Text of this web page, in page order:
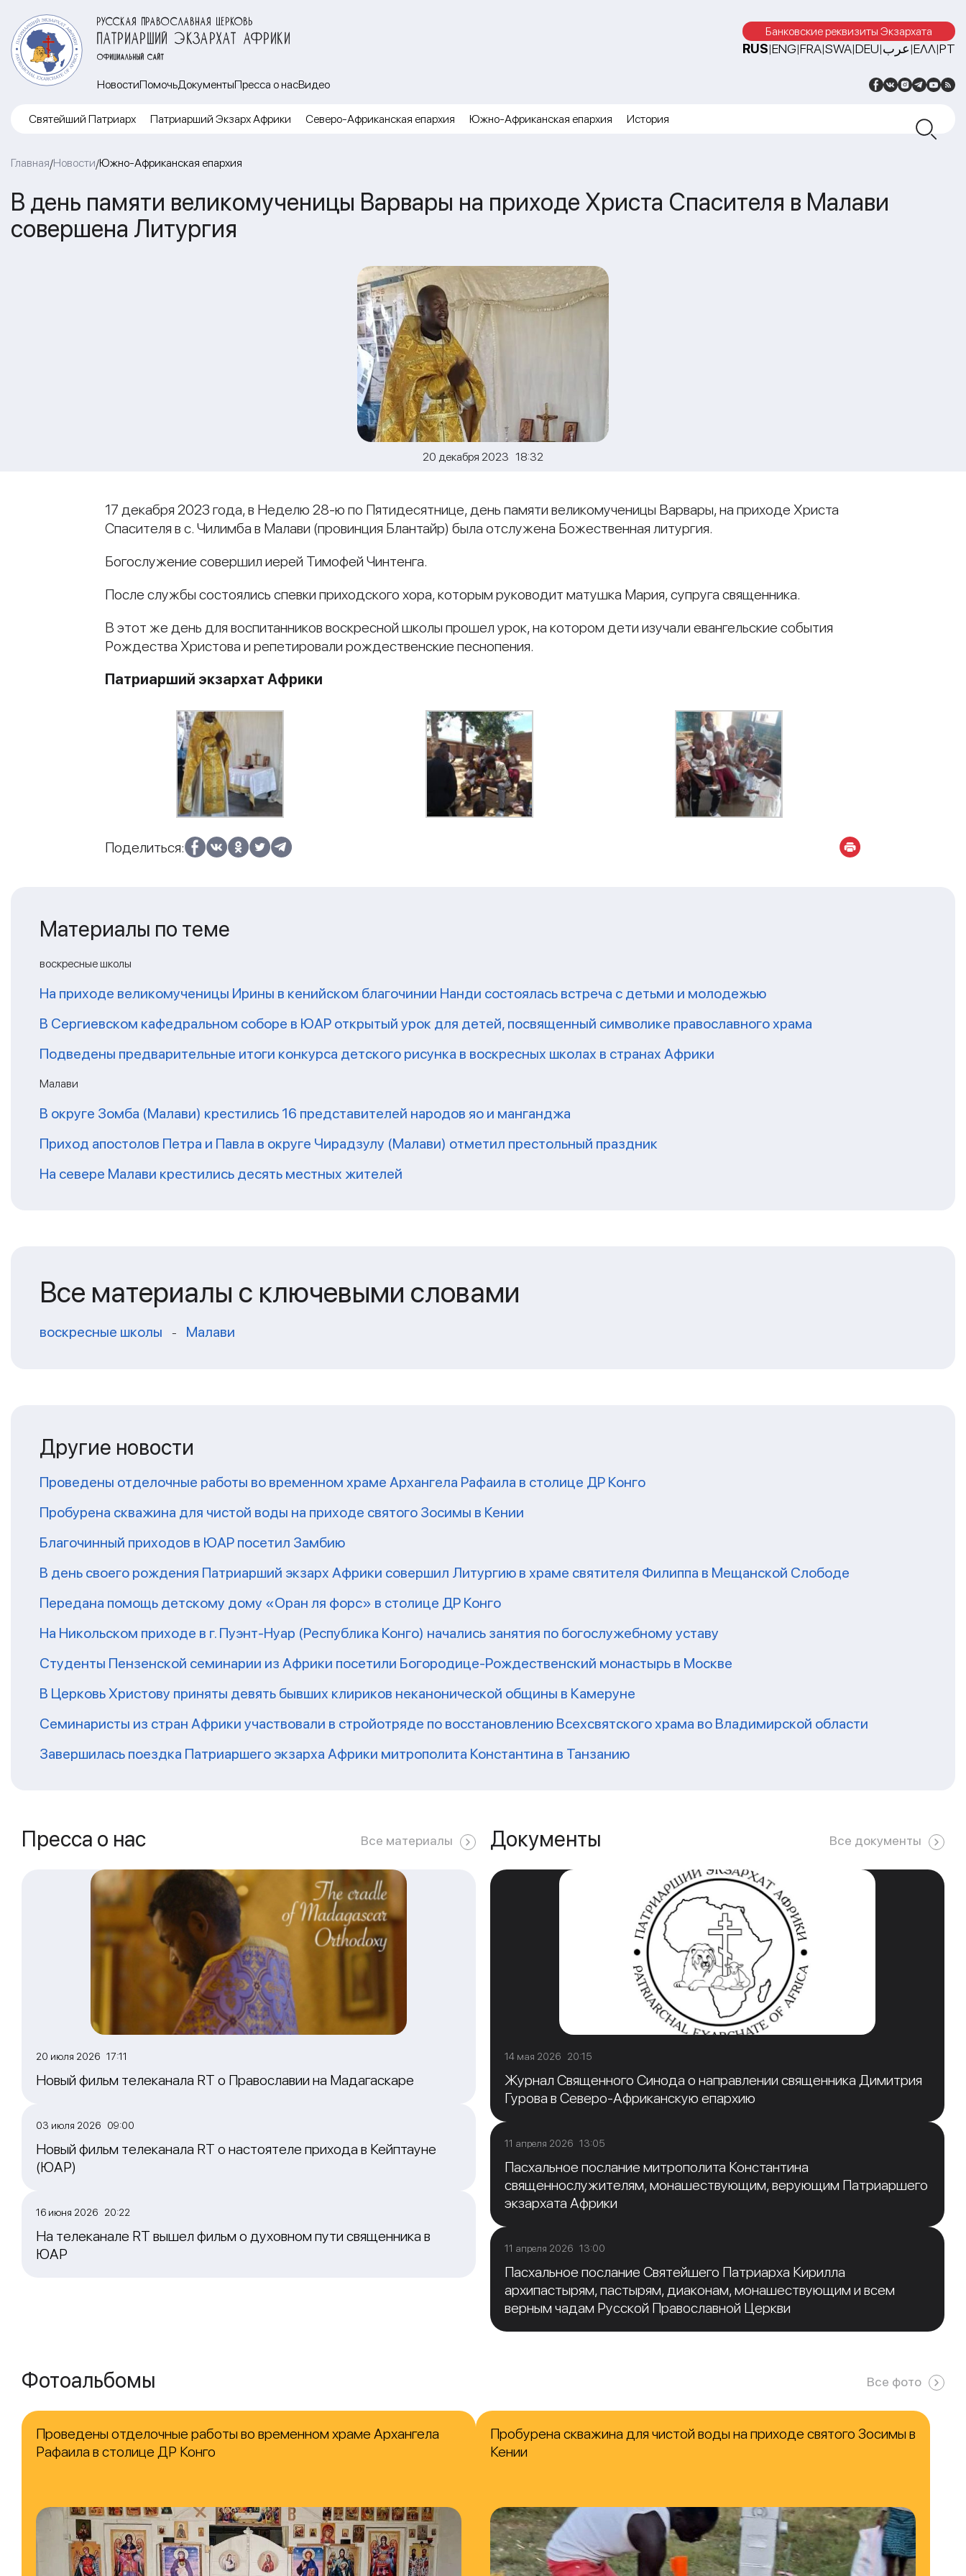
РУССКАЯ ПРАВОСЛАВНАЯ ЦЕРКОВЬ
ПАТРИАРШИЙ ЭКЗАРХАТ АФРИКИ
ОФИЦИАЛЬНЫЙ САЙТ
Банковские реквизиты Экзархата
RUS|ENG|FRA|SWA|DEU|عرب|ΕΛΛ|PT
НовостиПомочьДокументыПресса о насВидео
Cвятейший Патриарх Патриарший Экзарх Африки Северо-Африканская епархия Южно-Африканская епархия История
Главная/Новости/Южно-Африканская епархия
В день памяти великомученицы Варвары на приходе Христа Спасителя в Малави
совершена Литургия
20 декабря 2023 18:32
17 декабря 2023 года, в Неделю 28-ю по Пятидесятнице, день памяти великомученицы Варвары, на приходе Христа
Спасителя в с. Чилимба в Малави (провинция Блантайр) была отслужена Божественная литургия.
Богослужение совершил иерей Тимофей Чинтенга.
После службы состоялись спевки приходского хора, которым руководит матушка Мария, супруга священника.
В этот же день для воспитанников воскресной школы прошел урок, на котором дети изучали евангельские события
Рождества Христова и репетировали рождественские песнопения.
Патриарший экзархат Африки
Поделиться:
Материалы по теме
воскресные школы
На приходе великомученицы Ирины в кенийском благочинии Нанди состоялась встреча с детьми и молодежью
В Сергиевском кафедральном соборе в ЮАР открытый урок для детей, посвященный символике православного храма
Подведены предварительные итоги конкурса детского рисунка в воскресных школах в странах Африки
Малави
В округе Зомба (Малави) крестились 16 представителей народов яо и манганджа
Приход апостолов Петра и Павла в округе Чирадзулу (Малави) отметил престольный праздник
На севере Малави крестились десять местных жителей
Все материалы с ключевыми словами
воскресные школы - Малави
Другие новости
Проведены отделочные работы во временном храме Архангела Рафаила в столице ДР Конго
Пробурена скважина для чистой воды на приходе святого Зосимы в Кении
Благочинный приходов в ЮАР посетил Замбию
В день своего рождения Патриарший экзарх Африки совершил Литургию в храме святителя Филиппа в Мещанской Слободе
Передана помощь детскому дому «Оран ля форс» в столице ДР Конго
На Никольском приходе в г. Пуэнт-Нуар (Республика Конго) начались занятия по богослужебному уставу
Студенты Пензенской семинарии из Африки посетили Богородице-Рождественский монастырь в Москве
В Церковь Христову приняты девять бывших клириков неканонической общины в Камеруне
Семинаристы из стран Африки участвовали в стройотряде по восстановлению Всехсвятского храма во Владимирской области
Завершилась поездка Патриаршего экзарха Африки митрополита Константина в Танзанию
Пресса о нас Все материалы
20 июля 2026 17:11
Новый фильм телеканала RT о Православии на Мадагаскаре
03 июля 2026 09:00
Новый фильм телеканала RT о настоятеле прихода в Кейптауне
(ЮАР)
16 июня 2026 20:22
На телеканале RT вышел фильм о духовном пути священника в
ЮАР
Документы Все документы
14 мая 2026 20:15
Журнал Священного Синода о направлении священника Димитрия
Гурова в Северо-Африканскую епархию
11 апреля 2026 13:05
Пасхальное послание митрополита Константина
священнослужителям, монашествующим, верующим Патриаршего
экзархата Африки
11 апреля 2026 13:00
Пасхальное послание Святейшего Патриарха Кирилла
архипастырям, пастырям, диаконам, монашествующим и всем
верным чадам Русской Православной Церкви
Фотоальбомы Все фото
Проведены отделочные работы во временном храме Архангела
Рафаила в столице ДР Конго
Пробурена скважина для чистой воды на приходе святого Зосимы в
Кении